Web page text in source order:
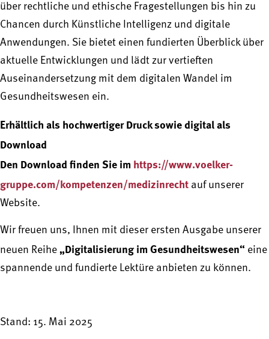
über rechtliche und ethische Fragestellungen bis hin zu
Chancen durch Künstliche Intelligenz und digitale
Anwendungen. Sie bietet einen fundierten Überblick über
aktuelle Entwicklungen und lädt zur vertieften
Auseinandersetzung mit dem digitalen Wandel im
Gesundheitswesen ein.
Erhältlich als hochwertiger Druck sowie digital als
Download
Den Download finden Sie im https://www.voelker-
gruppe.com/kompetenzen/medizinrecht auf unserer
Website.
Wir freuen uns, Ihnen mit dieser ersten Ausgabe unserer
neuen Reihe „Digitalisierung im Gesundheitswesen“ eine
spannende und fundierte Lektüre anbieten zu können.
Stand: 15. Mai 2025